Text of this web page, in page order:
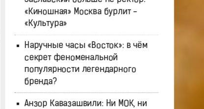
«Киношная» Москва бурлит -
«Культура»
Наручные часы «Восток»: в чём
секрет феноменальной
популярности легендарного
бренда?
Анзор Кавазашвили: Ни МОК, ни